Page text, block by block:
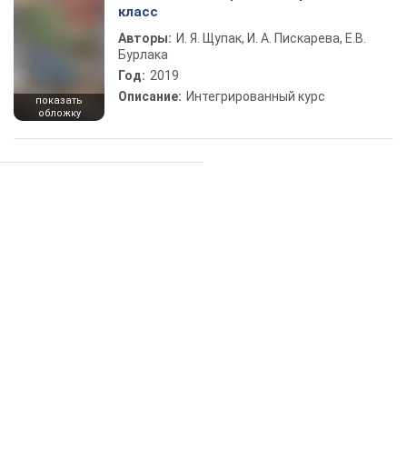
показать
обложку
класс
Авторы: И. Я. Щупак, И. А. Пискарева, Е.В.
Бурлака
Год: 2019
Описание: Интегрированный курс